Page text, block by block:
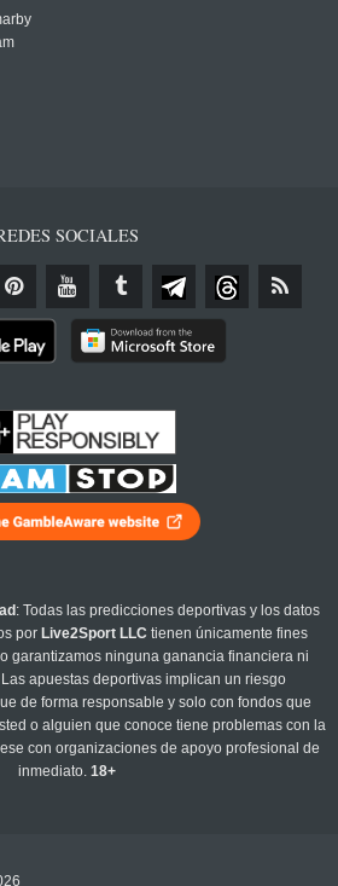
SOCIALES
: Todas las predicciones deportivas y los datos
por Live2Sport LLC tienen únicamente fines
garantizamos ninguna ganancia financiera ni
apuestas deportivas implican un riesgo
de forma responsable y solo con fondos que
o alguien que conoce tiene problemas con la
con organizaciones de apoyo profesional de
inmediato.18+